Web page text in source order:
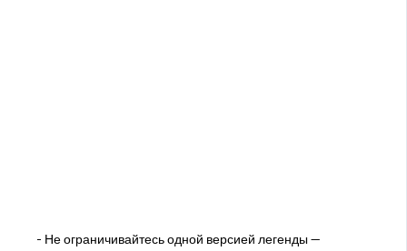
- Не ограничивайтесь одной версией легенды —